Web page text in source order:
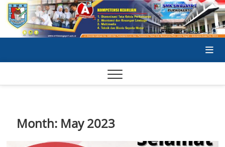
Skip
content
Month: May 2023